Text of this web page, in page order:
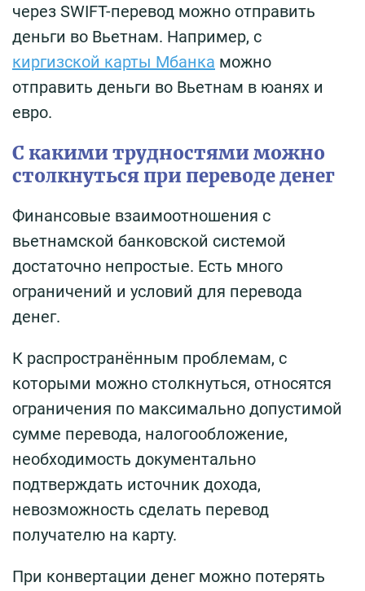
через SWIFT-перевод можно отправить
деньги во Вьетнам. Например, с
киргизской карты Мбанка можно
отправить деньги во Вьетнам в юанях и
евро.
С какими трудностями можно
столкнуться при переводе денег
Финансовые взаимоотношения с
вьетнамской банковской системой
достаточно непростые. Есть много
ограничений и условий для перевода
денег.
К распространённым проблемам, с
которыми можно столкнуться, относятся
ограничения по максимально допустимой
сумме перевода, налогообложение,
необходимость документально
подтверждать источник дохода,
невозможность сделать перевод
получателю на карту.
При конвертации денег можно потерять